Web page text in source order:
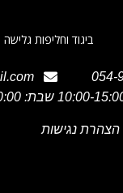
ביגוד וחליפות גלישה
054-
הצהרת נגישות